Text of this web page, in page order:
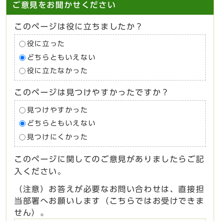
ご意見をお聞かせください
このページは役に立ちましたか？
役に立った
どちらともいえない
役に立たなかった
このページは見つけやすかったですか？
見つけやすかった
どちらともいえない
見つけにくかった
このページに関してのご意見がありましたらご記
入ください。
（注意）お答えが必要なお問い合わせは、直接担
当部署へお願いします（こちらではお受けできま
せん）。